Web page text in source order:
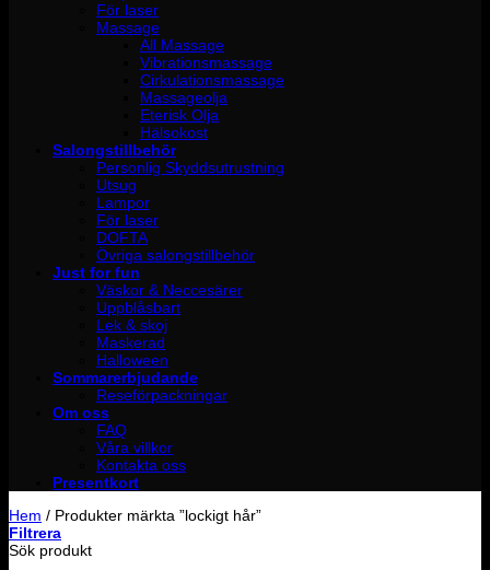
För laser
Massage
All Massage
Vibrationsmassage
Cirkulationsmassage
Massageolja
Eterisk Olja
Hälsokost
Salongstillbehör
Personlig Skyddsutrustning
Utsug
Lampor
För laser
DOFTA
Övriga salongstillbehör
Just for fun
Väskor & Neccesärer
Uppblåsbart
Lek & skoj
Maskerad
Halloween
Sommarerbjudande
Reseförpackningar
Om oss
FAQ
Våra villkor
Kontakta oss
Presentkort
Hem / Produkter märkta ”lockigt hår”
Filtrera
Sök produkt